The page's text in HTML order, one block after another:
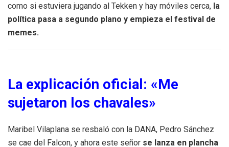
como si estuviera jugando al Tekken y hay móviles cerca, la
política pasa a segundo plano y empieza el festival de
memes.
La explicación oficial: «Me
sujetaron los chavales»
Maribel Vilaplana se resbaló con la DANA, Pedro Sánchez
se cae del Falcon, y ahora este señor se lanza en plancha